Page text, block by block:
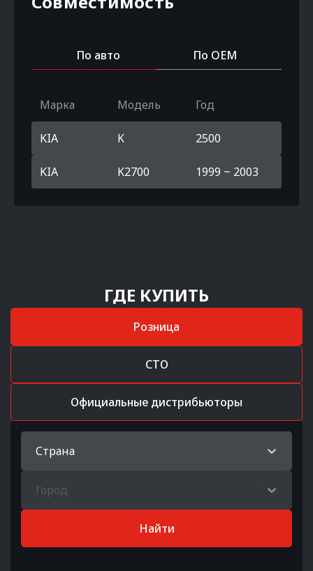
По авто По OEM
Марка Модель Год
KIA K 2500
KIA K2700 1999 ~ 2003
ГДЕ КУПИТЬ
Розница
СТО
Официальные дистрибьюторы
Страна
Город
Найти